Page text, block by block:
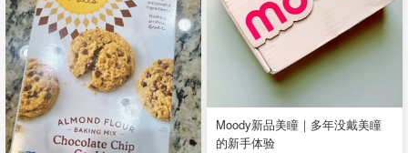
Moody新品美瞳｜多年没戴美瞳
的新手体验